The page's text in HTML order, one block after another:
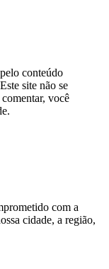
conteúdo
site não se
você
com a
cidade, a região,